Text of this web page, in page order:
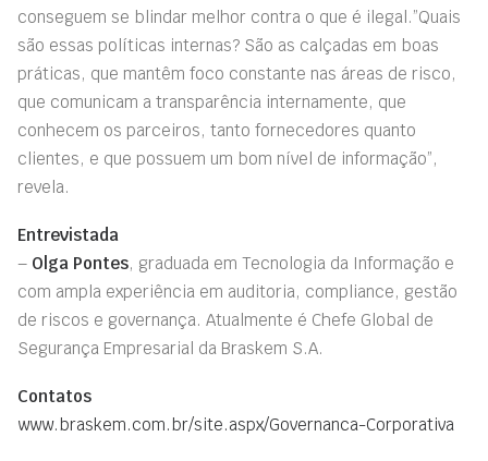
conseguem se blindar melhor contra o que é ilegal.”Quais
são essas políticas internas? São as calçadas em boas
práticas, que mantêm foco constante nas áreas de risco,
que comunicam a transparência internamente, que
conhecem os parceiros, tanto fornecedores quanto
clientes, e que possuem um bom nível de informação”,
revela.
Entrevistada
– Olga Pontes, graduada em Tecnologia da Informação e
com ampla experiência em auditoria, compliance, gestão
de riscos e governança. Atualmente é Chefe Global de
Segurança Empresarial da Braskem S.A.
Contatos
www.braskem.com.br/site.aspx/Governanca-Corporativa